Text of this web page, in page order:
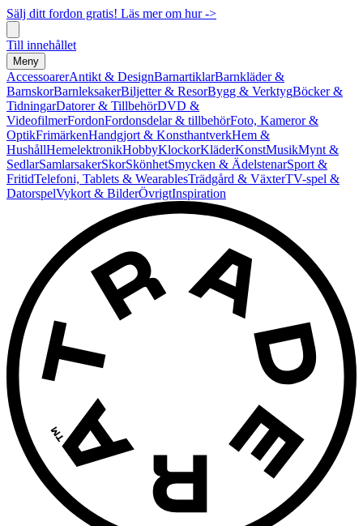
Sälj ditt fordon gratis! Läs mer om hur ->
Till innehållet
Meny
AccessoarerAntikt & DesignBarnartiklarBarnkläder &
BarnskorBarnleksakerBiljetter & ResorBygg & VerktygBöcker &
TidningarDatorer & TillbehörDVD &
VideofilmerFordonFordonsdelar & tillbehörFoto, Kameror &
OptikFrimärkenHandgjort & KonsthantverkHem &
HushållHemelektronikHobbyKlockorKläderKonstMusikMynt &
SedlarSamlarsakerSkorSkönhetSmycken & ÄdelstenarSport &
FritidTelefoni, Tablets & WearablesTrädgård & VäxterTV-spel &
DatorspelVykort & BilderÖvrigtInspiration